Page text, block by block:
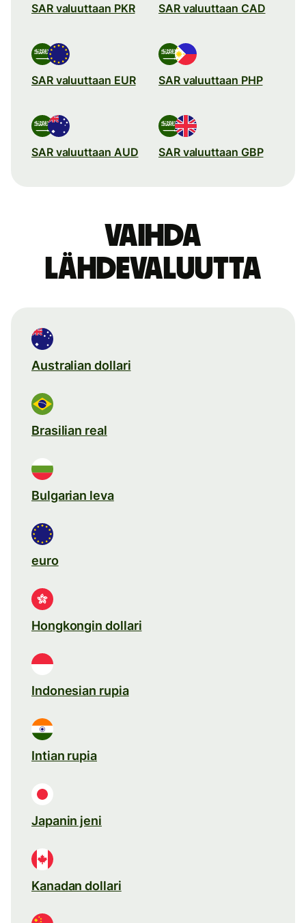
SAR valuuttaan PKR SAR valuuttaan CAD
SAR valuuttaan EUR SAR valuuttaan PHP
SAR valuuttaan AUD SAR valuuttaan GBP
Vaihda
lähdevaluutta
Australian dollari
Brasilian real
Bulgarian leva
euro
Hongkongin dollari
Indonesian rupia
Intian rupia
Japanin jeni
Kanadan dollari